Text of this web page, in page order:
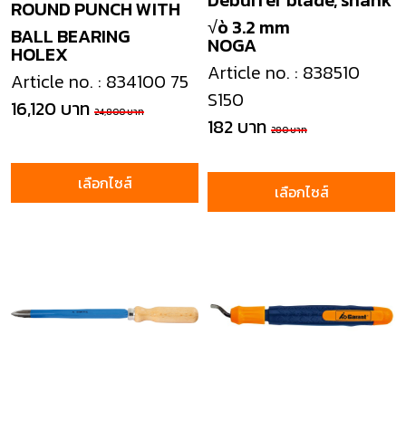
HOLEX
ROUND PUNCH WITH
BALL BEARING
Article no. : 834100 75
16,120 บาท 24,800 บาท
เลือกไซส์
NOGA
√ò 3.2 mm
Article no. : 838510
S150
182 บาท 280 บาท
เลือกไซส์